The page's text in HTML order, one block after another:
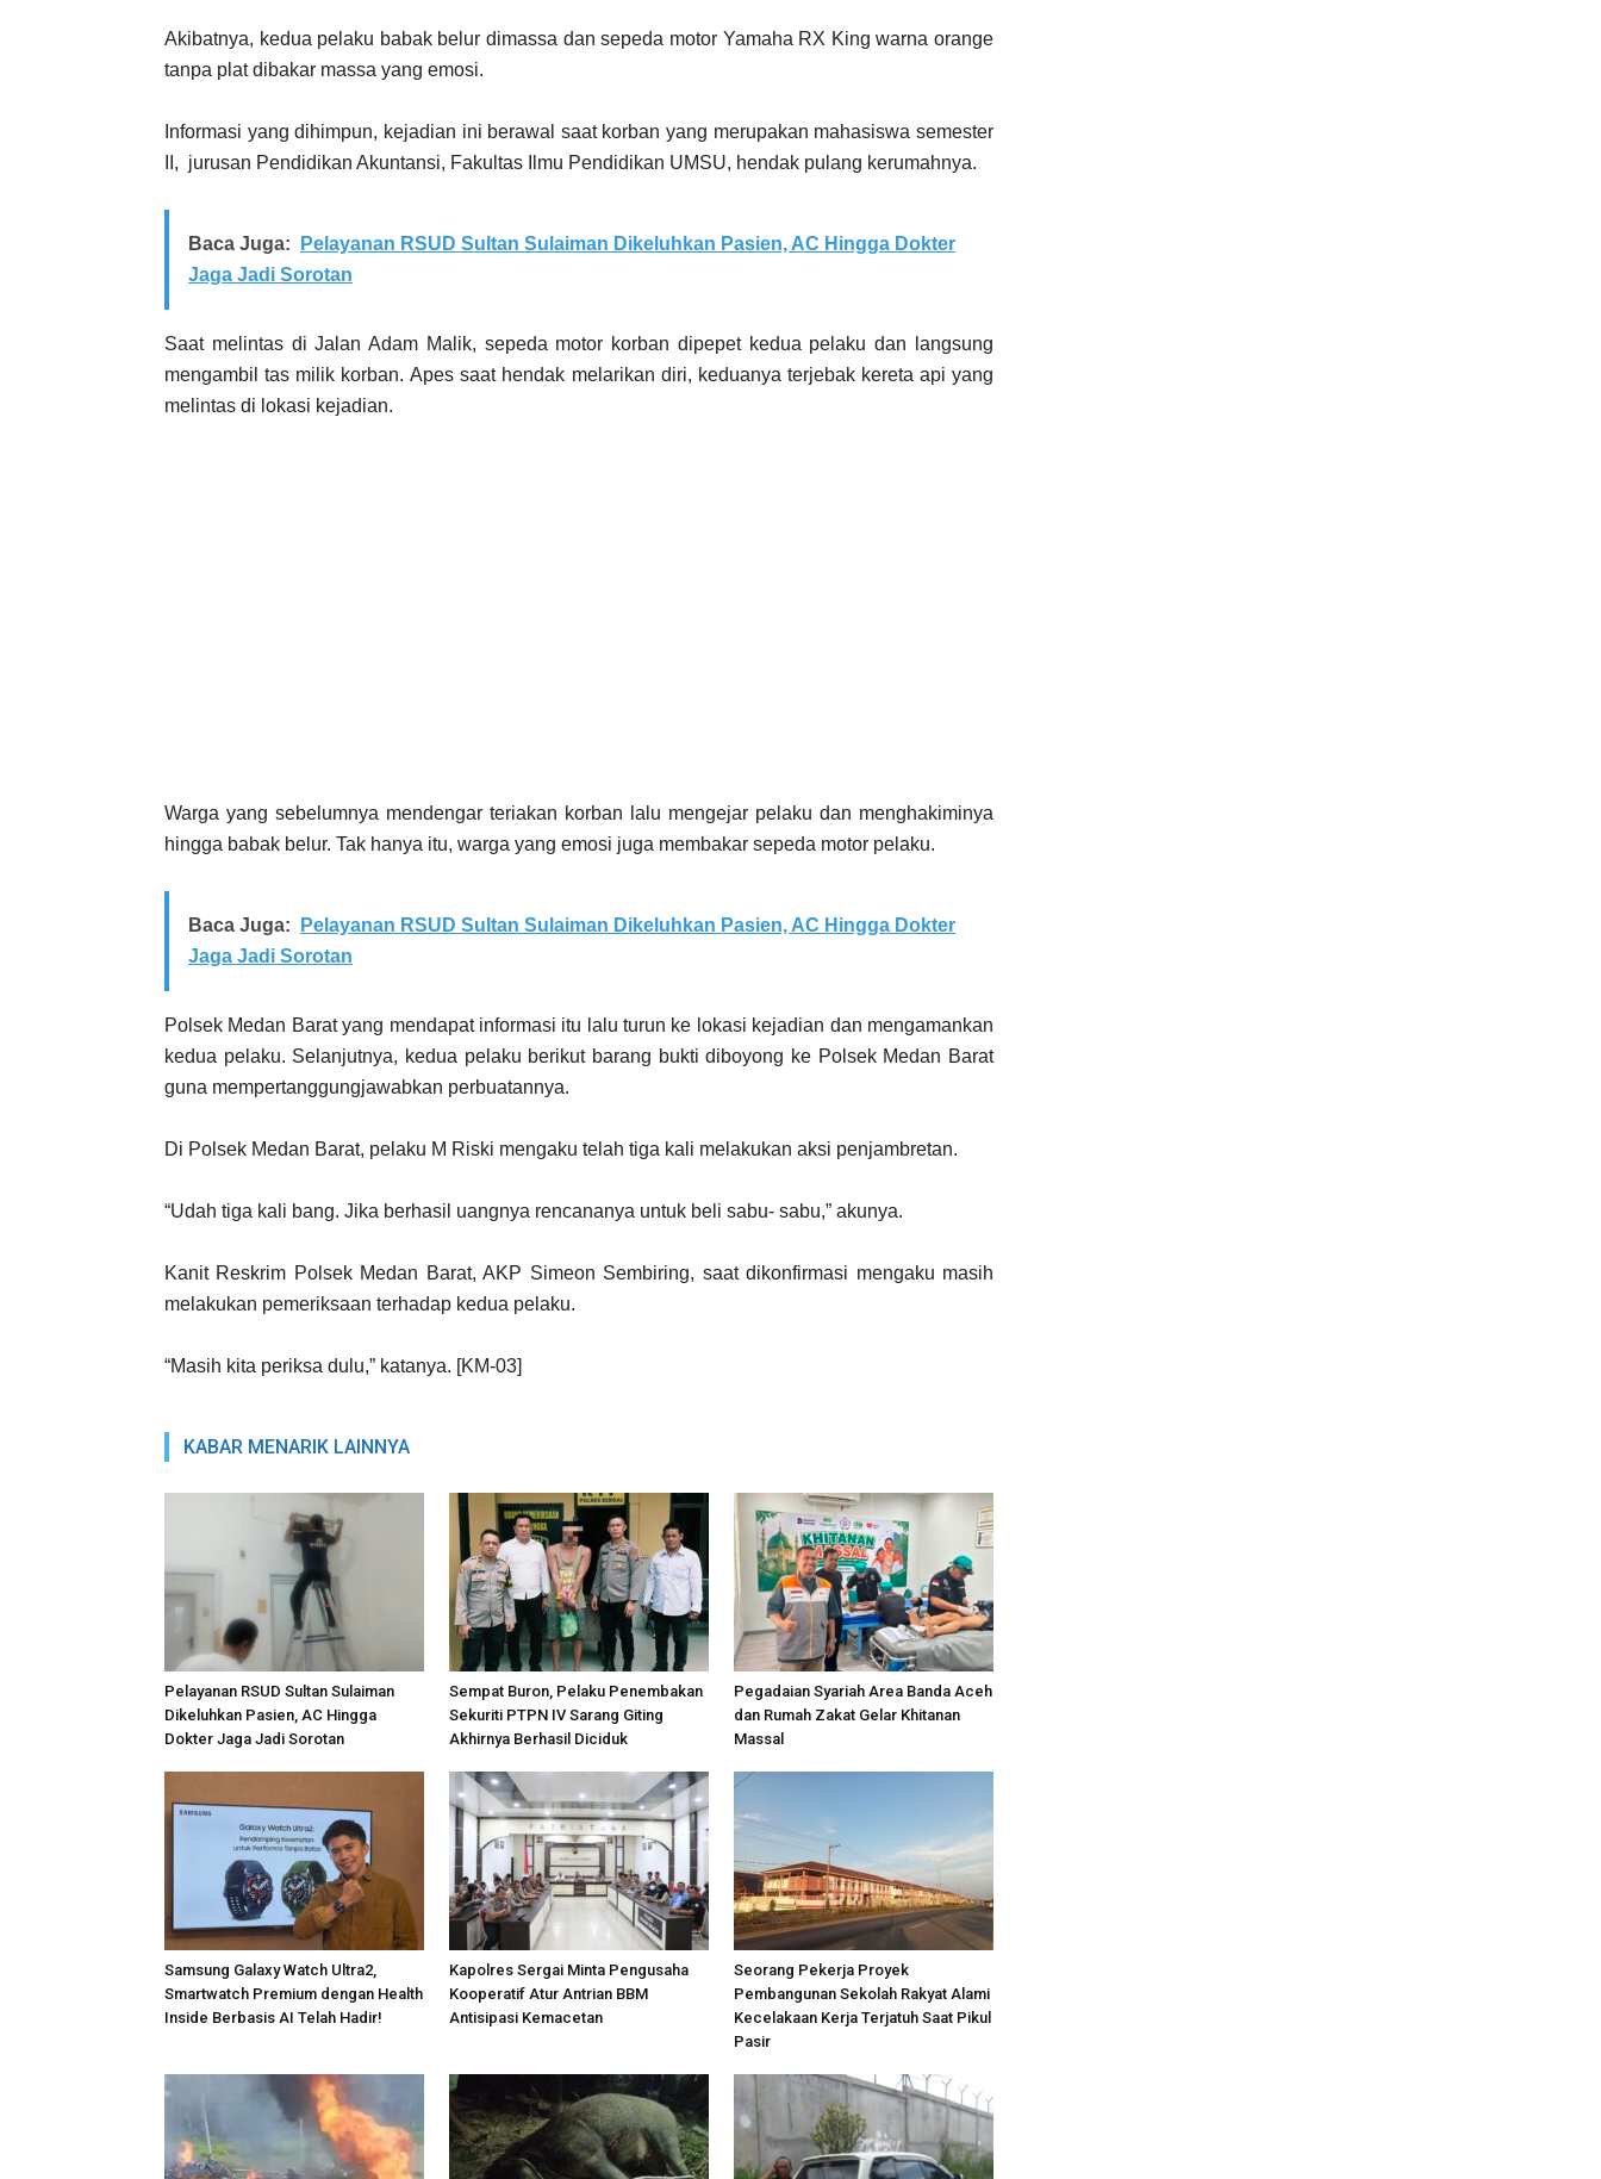
Akibatnya, kedua pelaku babak belur dimassa dan sepeda motor Yamaha RX King warna orange
tanpa plat dibakar massa yang emosi.
Informasi yang dihimpun, kejadian ini berawal saat korban yang merupakan mahasiswa semester
II, jurusan Pendidikan Akuntansi, Fakultas Ilmu Pendidikan UMSU, hendak pulang kerumahnya.
Baca Juga:
Pelayanan RSUD Sultan Sulaiman Dikeluhkan Pasien, AC Hingga Dokter
Jaga Jadi Sorotan
Saat melintas di Jalan Adam Malik, sepeda motor korban dipepet kedua pelaku dan langsung
mengambil tas milik korban. Apes saat hendak melarikan diri, keduanya terjebak kereta api yang
melintas di lokasi kejadian.
Warga yang sebelumnya mendengar teriakan korban lalu mengejar pelaku dan menghakiminya
hingga babak belur. Tak hanya itu, warga yang emosi juga membakar sepeda motor pelaku.
Baca Juga:
Pelayanan RSUD Sultan Sulaiman Dikeluhkan Pasien, AC Hingga Dokter
Jaga Jadi Sorotan
Polsek Medan Barat yang mendapat informasi itu lalu turun ke lokasi kejadian dan mengamankan
kedua pelaku. Selanjutnya, kedua pelaku berikut barang bukti diboyong ke Polsek Medan Barat
guna mempertanggungjawabkan perbuatannya.
Di Polsek Medan Barat, pelaku M Riski mengaku telah tiga kali melakukan aksi penjambretan.
“Udah tiga kali bang. Jika berhasil uangnya rencananya untuk beli sabu- sabu,” akunya.
Kanit Reskrim Polsek Medan Barat, AKP Simeon Sembiring, saat dikonfirmasi mengaku masih
melakukan pemeriksaan terhadap kedua pelaku.
“Masih kita periksa dulu,” katanya. [KM-03]
KABAR MENARIK LAINNYA
Pelayanan RSUD Sultan Sulaiman
Dikeluhkan Pasien, AC Hingga
Dokter Jaga Jadi Sorotan
Sempat Buron, Pelaku Penembakan
Sekuriti PTPN IV Sarang Giting
Akhirnya Berhasil Diciduk
Pegadaian Syariah Area Banda Aceh
dan Rumah Zakat Gelar Khitanan
Massal
Samsung Galaxy Watch Ultra2,
Smartwatch Premium dengan Health
Inside Berbasis AI Telah Hadir!
Kapolres Sergai Minta Pengusaha
Kooperatif Atur Antrian BBM
Antisipasi Kemacetan
Seorang Pekerja Proyek
Pembangunan Sekolah Rakyat Alami
Kecelakaan Kerja Terjatuh Saat Pikul
Pasir